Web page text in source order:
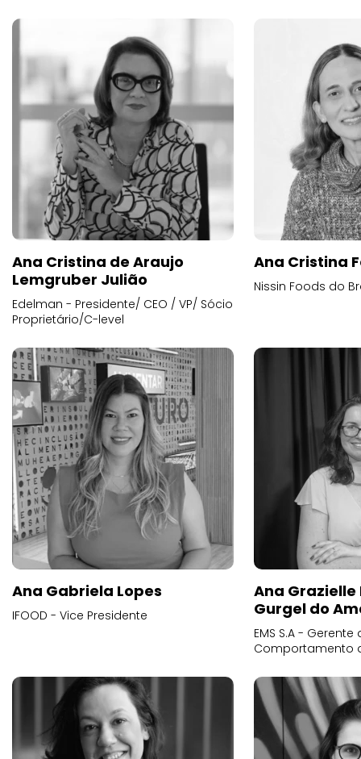
Ana Cristina de Araujo
Lemgruber Julião
Edelman - Presidente/ CEO / VP/ Sócio
Proprietário/C-level
Ana Cristina
Nissin Foods do
Ana Gabriela Lopes
IFOOD - Vice Presidente
Ana
Gurgel do
EMS S.A -
Comportamento